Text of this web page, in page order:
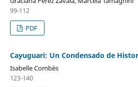
99-112
PDF
Cayuguari: Un Condensado de
Isabelle Combès
123-140